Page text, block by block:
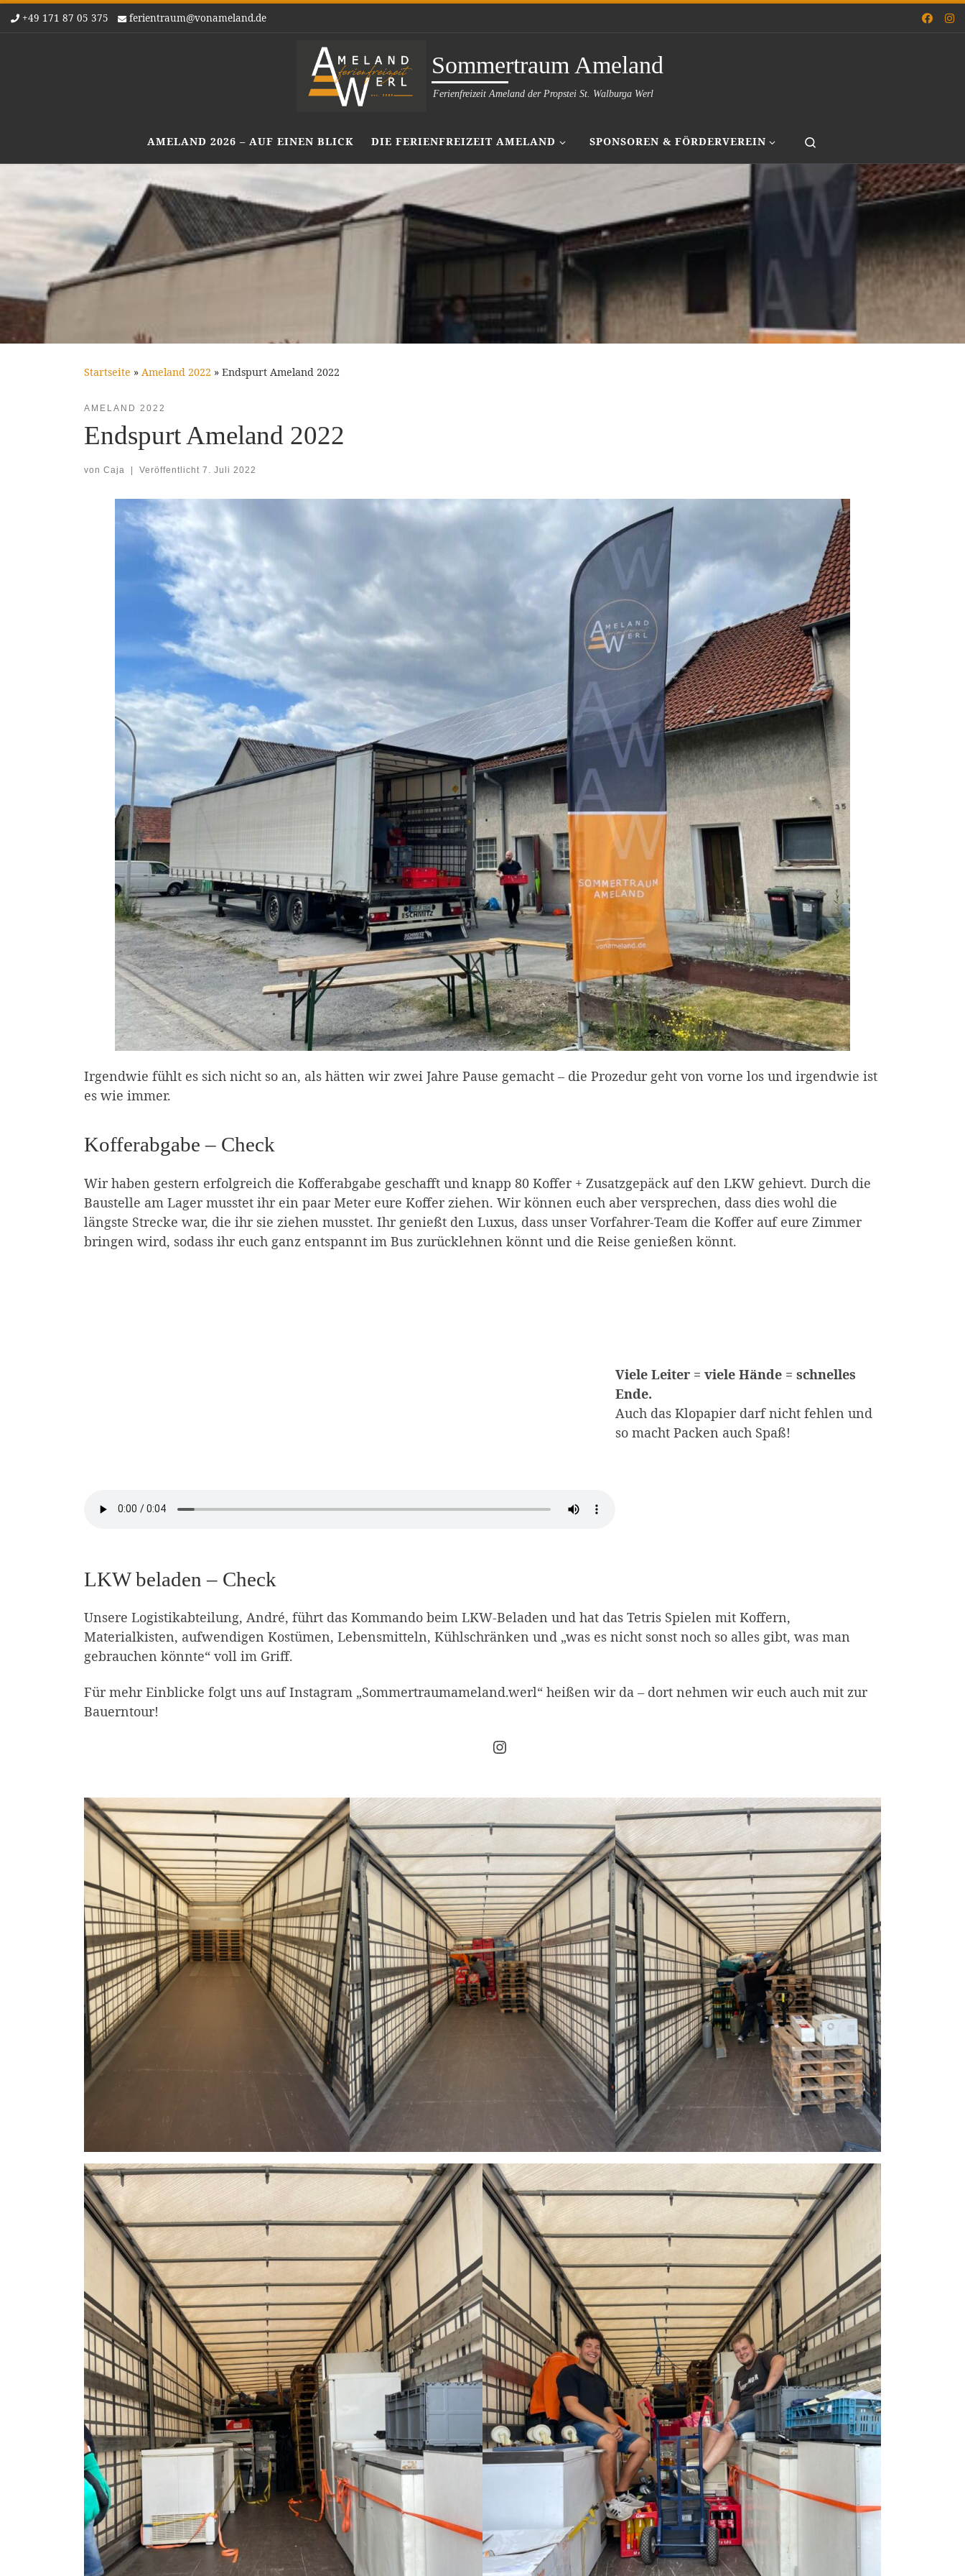
Zum Inhalt springen
+49 171 87 05 375 ferientraum@vonameland.de
Sommertraum Ameland
Ferienfreizeit Ameland der Propstei St. Walburga Werl
AMELAND 2026 – AUF EINEN BLICK DIE FERIENFREIZEIT AMELAND SPONSOREN & FÖRDERVEREIN
Startseite » Ameland 2022 » Endspurt Ameland 2022
AMELAND 2022
Endspurt Ameland 2022
von Caja | Veröffentlicht 7. Juli 2022
Irgendwie fühlt es sich nicht so an, als hätten wir zwei Jahre Pause gemacht – die Prozedur geht von vorne los und irgendwie ist
es wie immer.
Kofferabgabe – Check
Wir haben gestern erfolgreich die Kofferabgabe geschafft und knapp 80 Koffer + Zusatzgepäck auf den LKW gehievt. Durch die
Baustelle am Lager musstet ihr ein paar Meter eure Koffer ziehen. Wir können euch aber versprechen, dass dies wohl die
längste Strecke war, die ihr sie ziehen musstet. Ihr genießt den Luxus, dass unser Vorfahrer-Team die Koffer auf eure Zimmer
bringen wird, sodass ihr euch ganz entspannt im Bus zurücklehnen könnt und die Reise genießen könnt.
Viele Leiter = viele Hände = schnelles
Ende.
Auch das Klopapier darf nicht fehlen und
so macht Packen auch Spaß!
LKW beladen – Check
Unsere Logistikabteilung, André, führt das Kommando beim LKW-Beladen und hat das Tetris Spielen mit Koffern,
Materialkisten, aufwendigen Kostümen, Lebensmitteln, Kühlschränken und „was es nicht sonst noch so alles gibt, was man
gebrauchen könnte“ voll im Griff.
Für mehr Einblicke folgt uns auf Instagram „Sommertraumameland.werl“ heißen wir da – dort nehmen wir euch auch mit zur
Bauerntour!
Instagram